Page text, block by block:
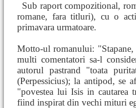
Sub raport compozitional,
romane, fara titluri), cu o
primavara urmatoare.
Motto-ul romanului: "Stapane,
multi comentatori sa-l
autorul pastrand "toata
(Perpessicius); la antipod, se
"povestea lui Isis in
fiind inspirat din vechi mituri